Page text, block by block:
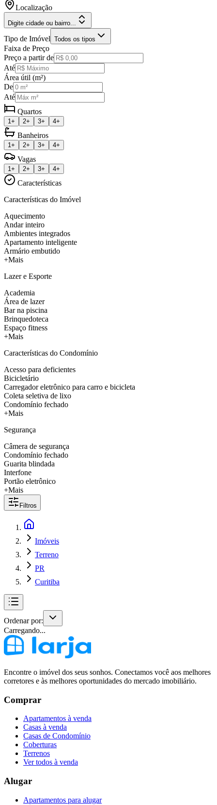
Localização
Digite cidade ou bairro...
Tipo de Imóvel Todos os tipos
Faixa de Preço
Preço a partir de
Até
Área útil (m²)
De
Até
Quartos
1+ 2+ 3+ 4+
Banheiros
1+ 2+ 3+ 4+
Vagas
1+ 2+ 3+ 4+
Características
Características do Imóvel
Aquecimento
Andar inteiro
Ambientes integrados
Apartamento inteligente
Armário embutido
+Mais
Lazer e Esporte
Academia
Área de lazer
Bar na piscina
Brinquedoteca
Espaço fitness
+Mais
Características do Condomínio
Acesso para deficientes
Bicicletário
Carregador eletrônico para carro e bicicleta
Coleta seletiva de lixo
Condomínio fechado
+Mais
Segurança
Câmera de segurança
Condomínio fechado
Guarita blindada
Interfone
Portão eletrônico
+Mais
Filtros
Imóveis
Terreno
PR
Curitiba
Ordenar por:
Carregando...
Encontre o imóvel dos seus sonhos. Conectamos você aos melhores
corretores e às melhores oportunidades do mercado imobiliário.
Comprar
Apartamentos à venda
Casas à venda
Casas de Condomínio
Coberturas
Terrenos
Ver todos à venda
Alugar
Apartamentos para alugar